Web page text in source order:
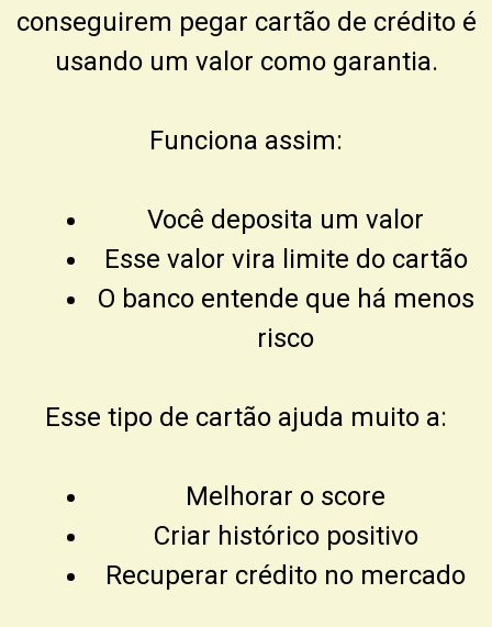
conseguirem pegar cartão de crédito é
usando um valor como garantia.
Funciona assim:
Você deposita um valor
Esse valor vira limite do cartão
O banco entende que há menos
risco
Esse tipo de cartão ajuda muito a:
Melhorar o score
Criar histórico positivo
Recuperar crédito no mercado